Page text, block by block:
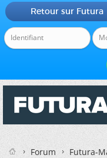
Retour sur Futura
Forum
Futura-